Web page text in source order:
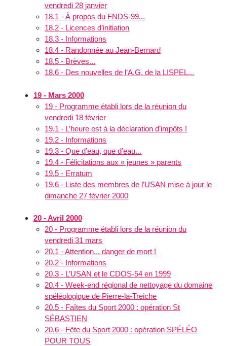
vendredi 28 janvier
18.1 - À propos du FNDS-99...
18.2 - Licences d’initiation
18.3 - Informations
18.4 - Randonnée au Jean-Bernard
18.5 - Brèves...
18.6 - Des nouvelles de l’A.G. de la LISPEL...
19 - Mars 2000
19 - Programme établi lors de la réunion du
vendredi 18 février
19.1 - L’heure est à la déclaration d’impôts !
19.2 - Informations
19.3 - Que d’eau, que d’eau...
19.4 - Félicitations aux « jeunes » parents
19.5 - Erratum
19.6 - Liste des membres de l’USAN mise à jour le
dimanche 27 février 2000
20 - Avril 2000
20 - Programme établi lors de la réunion du
vendredi 31 mars
20.1 - Attention... danger de mort !
20.2 - Informations
20.3 - L’USAN et le CDOS-54 en 1999
20.4 - Week-end régional de nettoyage du domaine
spéléologique de Pierre-la-Treiche
20.5 - Faîtes du Sport 2000 : opération St
SÉBASTIEN
20.6 - Fête du Sport 2000 : opération SPÉLÉO
POUR TOUS